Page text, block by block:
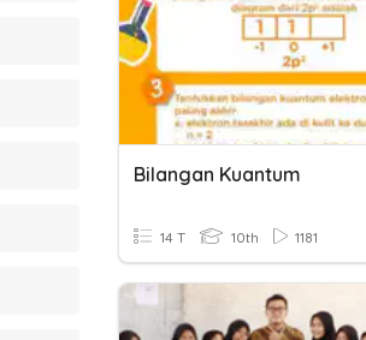
Bilangan Kuantum
14 T 10th 1181